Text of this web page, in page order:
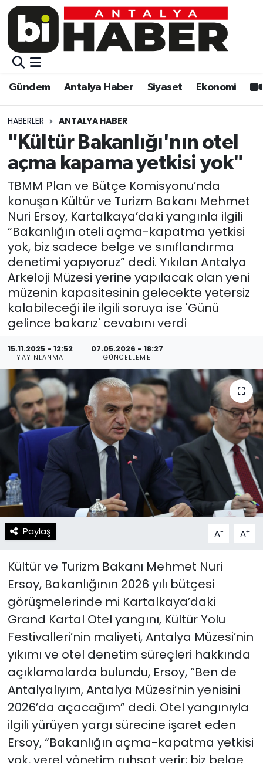
Gündem Antalya Haber Siyaset Ekonomi
HABERLER ANTALYA HABER
"Kültür Bakanlığı'nın otel
açma kapama yetkisi yok"
TBMM Plan ve Bütçe Komisyonu’nda
konuşan Kültür ve Turizm Bakanı Mehmet
Nuri Ersoy, Kartalkaya’daki yangınla ilgili
“Bakanlığın oteli açma-kapatma yetkisi
yok, biz sadece belge ve sınıflandırma
denetimi yapıyoruz” dedi. Yıkılan Antalya
Arkeloji Müzesi yerine yapılacak olan yeni
müzenin kapasitesinin gelecekte yetersiz
kalabileceği ile ilgili soruya ise 'Günü
gelince bakarız' cevabını verdi
15.11.2025 - 12:52
YAYINLANMA
07.05.2026 - 18:27
GÜNCELLEME
Paylaş A- A+
Kültür ve Turizm Bakanı Mehmet Nuri
Ersoy, Bakanlığının 2026 yılı bütçesi
görüşmelerinde mi Kartalkaya’daki
Grand Kartal Otel yangını, Kültür Yolu
Festivalleri’nin maliyeti, Antalya Müzesi’nin
yıkımı ve otel denetim süreçleri hakkında
açıklamalarda bulundu, Ersoy, “Ben de
Antalyalıyım, Antalya Müzesi’nin yenisini
2026’da açacağım” dedi. Otel yangınıyla
ilgili yürüyen yargı sürecine işaret eden
Ersoy, “Bakanlığın açma-kapatma yetkisi
Gündem
Siyaset
Ekonomi
Video
Eğitim
Kültür-sanat
Sağlık
Spor
Teknoloji
Resmi İlanlar
Gündem
Siyaset
Eğitim
Ekonomi
Kültür-sanat
Sağlık
Spor
Teknoloji
Yaşam
Künye
Gizlilik Sözleşmesi
İletişim
Muratpaşa Nöbetçi Eczaneler
Muratpaşa Trafik Yoğunluk Haritası
Süper Lig Puan Durumu ve Fikstür
Tüm Manşetler
Son Dakika Haberleri
Haber Arşivi